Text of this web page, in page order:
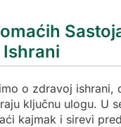
o zdravoj ishrani,
ključnu ulogu. U
kajmak i sirevi